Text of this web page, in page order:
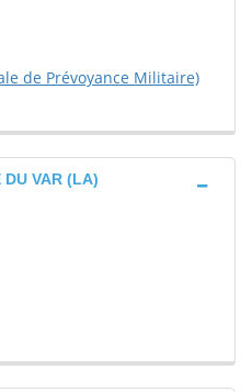
de Prévoyance Militaire)
VAR (LA)